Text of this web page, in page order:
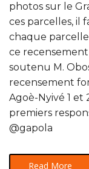
photos sur le
ces parcelles, il
chaque
ce recensement
soutenu M.
recensement
Agoè-Nyivé 1 et
premiers
@gapola
Read More